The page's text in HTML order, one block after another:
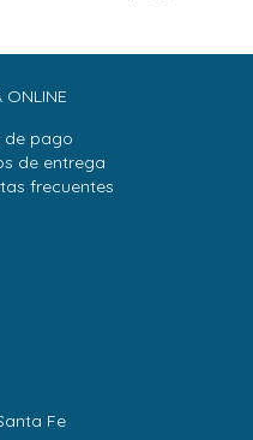
ONLINE
de pago
de entrega
frecuentes
Fe